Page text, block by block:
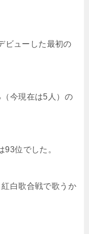
ビューした最初の
今現在は5人）の
93位でした。
白歌合戦で歌うか